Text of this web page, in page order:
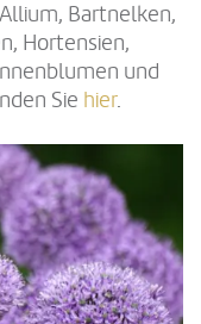
Bartnelken,
Hortensien,
und
Sie hier.